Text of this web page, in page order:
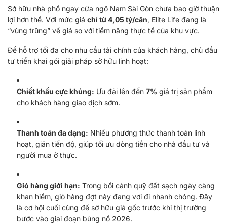
Sở hữu nhà phố ngay cửa ngõ Nam Sài Gòn chưa bao giờ thuận
lợi hơn thế. Với mức giá chỉ từ 4,05 tỷ/căn, Elite Life đang là
“vùng trũng” về giá so với tiềm năng thực tế của khu vực.
Để hỗ trợ tối đa cho nhu cầu tài chính của khách hàng, chủ đầu
tư triển khai gói giải pháp sở hữu linh hoạt:
Chiết khấu cực khủng: Ưu đãi lên đến7% giá trị sản phẩm
cho khách hàng giao dịch sớm.
Thanh toán đa dạng: Nhiều phương thức thanh toán linh
hoạt, giãn tiến độ, giúp tối ưu dòng tiền cho nhà đầu tư và
người mua ở thực.
Giỏ hàng giới hạn: Trong bối cảnh quỹ đất sạch ngày càng
khan hiếm, giỏ hàng đợt này đang vơi đi nhanh chóng. Đây
là cơ hội cuối cùng để sở hữu giá gốc trước khi thị trường
bước vào giai đoạn bùng nổ 2026.